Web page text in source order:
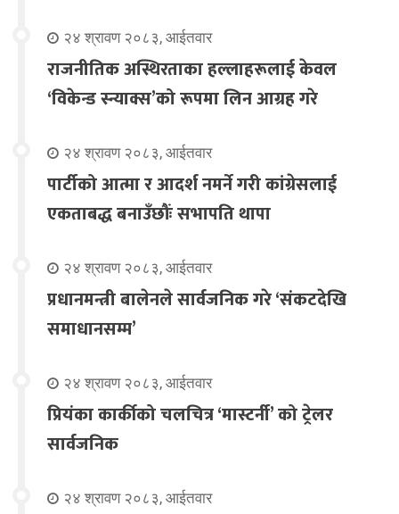
२४ श्रावण २०८३, आईतवार
राजनीतिक अस्थिरताका हल्लाहरूलाई केवल
‘विकेन्ड स्न्याक्स’को रूपमा लिन आग्रह गरे
२४ श्रावण २०८३, आईतवार
पार्टीको आत्मा र आदर्श नमर्ने गरी कांग्रेसलाई
एकताबद्ध बनाउँछौंः सभापति थापा
२४ श्रावण २०८३, आईतवार
प्रधानमन्त्री बालेनले सार्वजनिक गरे ‘संकटदेखि
समाधानसम्म’
२४ श्रावण २०८३, आईतवार
प्रियंका कार्कीको चलचित्र ‘मास्टर्नी’ को ट्रेलर
सार्वजनिक
२४ श्रावण २०८३, आईतवार